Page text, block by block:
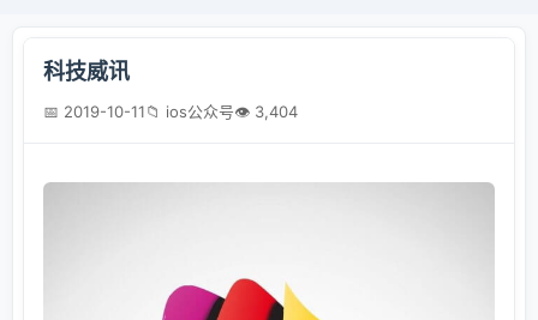
科技威讯
📅 2019-10-11📁 ios公众号👁 3,404